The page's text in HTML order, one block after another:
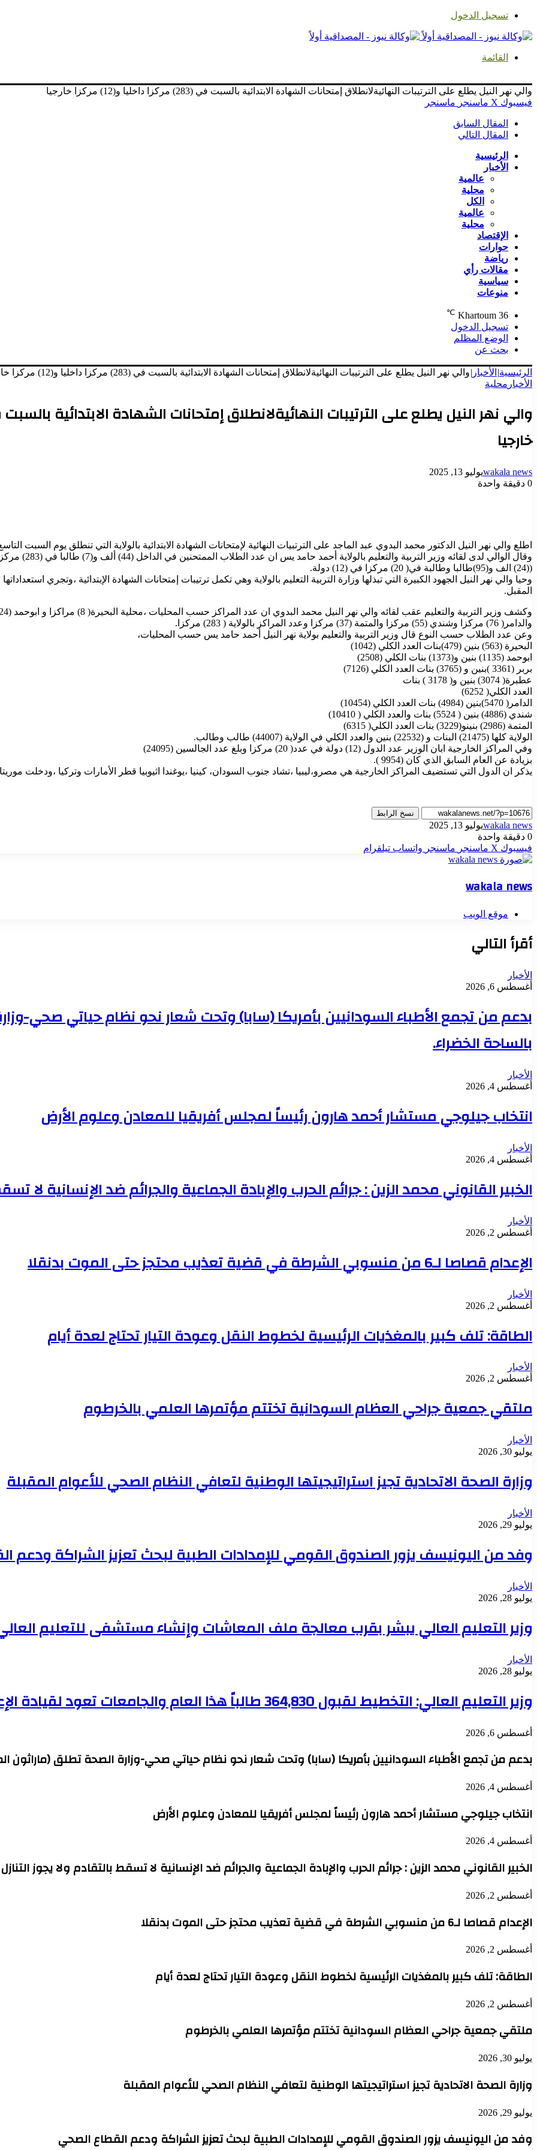
تسجيل الدخول
القائمة
والي نهر النيل يطلع على الترتيبات النهائيةلانطلاق إمتحانات الشهادة الابتدائية بالسبت في (283) مركزا داخليا و(12) مركزا خارجيا
فيسبوك ‫X ماسنجر ماسنجر
المقال السابق
المقال التالي
الرئيسية
الأخبار
عالمية
محلية
الكل
عالمية
محلية
الإقتصاد
حوارات
رياضة
مقالات رأي
سياسية
منوعات
Khartoum 36
℃
تسجيل الدخول
الوضع المظلم
بحث عن
الرئيسية| الأخبار |والي نهر النيل يطلع على الترتيبات النهائيةلانطلاق إمتحانات الشهادة الابتدائية بالسبت في (283) مركزا داخليا و(12) مركزا خارجيا
الأخبار محلية
خارجيا
wakala newsيوليو 13, 2025
0 دقيقة واحدة
اطلع والي نهر النيل الدكتور محمد البدوي عبد الماجد على الترتبيات النهائية لإمتحانات الشهادة الابتدائية بالولاية التي تنطلق يوم السبت
وقال الوالي لدى
((24) الف و(95)طالبا وطالبة في( 20) مركزا في (12) دولة.
وحيا والي نهر النيل الجهود الكبيرة التي تبذلها وزارة التربية التعليم بالولاية وهي تكمل ترتيبات إمتحانات الشهادة الإبتدائية ،وتجري
المقبل.
والدامر( 76) مركزا وشندي (55) مركزا والمتمة (37) مركزا وعدد المراكز بالولاية ( 283) مركزا.
وعن عدد الطلاب حسب النوع قال وزير التربية والتعليم بولاية نهر النيل أحمد حامد يس حسب المحليات،
البحيرة (563) بنين (479)بنات العدد الكلي (1042)
ابوحمد (1135) بنين و(1373) بنات الكلي (2508)
بربر (3361 )بنين و (3765) بنات العدد الكلي (7126)
عطبرة( 3074) بنين و( 3178 ) بنات
العدد الكلي( 6252)
الدامر( 5470)بنين (4984) بنات العدد الكلي (10454)
شندي (4886) بنين ( 5524) بنات والعدد الكلي ( 10410)
المتمة (2986) بنينو(3229) بنات العدد الكلي( 6315)
الولاية كلها (21475) البنات و (22532) بنين والعدد الكلي في الولاية (44007) طالب وطالب.
وفي المراكز الخارجية ابان الوزير عدد الدول (12) دولة في عدد( 20) مركزا وبلغ عدد الجالسين (24095)
بزيادة عن العام السابق الذي كان (9954 ).
يذكر ان الدول التي تستضيف المراكز الخارجية هي مصرو،ليبيا ،تشاد جنوب السودان، كينيا ،يوغندا اثيوبيا قطر الأمارات وتركيا ،ودخلت
نسخ الرابط
wakala newsيوليو 13, 2025
0 دقيقة واحدة
فيسبوك ‫X ماسنجر ماسنجر واتساب تيلقرام
wakala news
موقع الويب
أقرأ التالي
الأخبار
أغسطس 6, 2026
بدعم من تجمع الأطباء السودانيين بأمريكا (سابا) وتحت شعار نحو نظام حياتي صحي-
بالساحة الخضراء.
الأخبار
أغسطس 4, 2026
انتخاب جيلوجي مستشار أحمد هارون رئيساً لمجلس أفريقيا للمعادن وعلوم الأرض
الأخبار
أغسطس 4, 2026
الخبير القانوني محمد الزين : جرائم الحرب والإبادة الجماعية والجرائم ضد الإنسانية لا
الأخبار
أغسطس 2, 2026
الإعدام قصاصا لـ6 من منسوبي الشرطة في قضية تعذيب محتجز حتى الموت بدنقلا
الأخبار
أغسطس 2, 2026
الطاقة: تلف كبير بالمغذيات الرئيسية لخطوط النقل وعودة التيار تحتاج لعدة أيام
الأخبار
أغسطس 2, 2026
ملتقي جمعية جراحي العظام السودانية تختتم مؤتمرها العلمي بالخرطوم
الأخبار
يوليو 30, 2026
وزارة الصحة الاتحادية تجيز استراتيجيتها الوطنية لتعافي النظام الصحي للأعوام المقبلة
الأخبار
يوليو 29, 2026
وفد من اليونيسف يزور الصندوق القومي للإمدادات الطبية لبحث تعزيز الشراكة ودعم
الأخبار
يوليو 28, 2026
وزير التعليم العالي يبشر بقرب معالجة ملف المعاشات وإنشاء مستشفى للتعليم
الأخبار
يوليو 28, 2026
وزير التعليم العالي: التخطيط لقبول 364,830 طالباً هذا العام والجامعات تعود لقيادة الإعمار
أغسطس 6, 2026
بدعم من تجمع الأطباء السودانيين بأمريكا (سابا) وتحت شعار نحو نظام حياتي صحي-وزارة الصحة تطلق (ماراثون
أغسطس 4, 2026
انتخاب جيلوجي مستشار أحمد هارون رئيساً لمجلس أفريقيا للمعادن وعلوم الأرض
أغسطس 4, 2026
الخبير القانوني محمد الزين : جرائم الحرب والإبادة الجماعية والجرائم ضد الإنسانية لا تسقط بالتقادم ولا يجوز
أغسطس 2, 2026
الإعدام قصاصا لـ6 من منسوبي الشرطة في قضية تعذيب محتجز حتى الموت بدنقلا
أغسطس 2, 2026
الطاقة: تلف كبير بالمغذيات الرئيسية لخطوط النقل وعودة التيار تحتاج لعدة أيام
أغسطس 2, 2026
ملتقي جمعية جراحي العظام السودانية تختتم مؤتمرها العلمي بالخرطوم
يوليو 30, 2026
وزارة الصحة الاتحادية تجيز استراتيجيتها الوطنية لتعافي النظام الصحي للأعوام المقبلة
يوليو 29, 2026
وفد من اليونيسف يزور الصندوق القومي للإمدادات الطبية لبحث تعزيز الشراكة ودعم القطاع الصحي